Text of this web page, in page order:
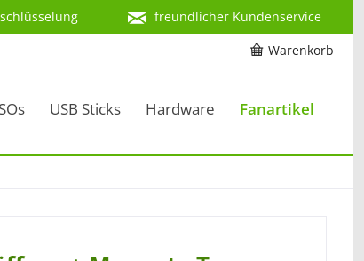
freundlicher Kundenservice
Warenkorb
USB Sticks Hardware Fanartikel